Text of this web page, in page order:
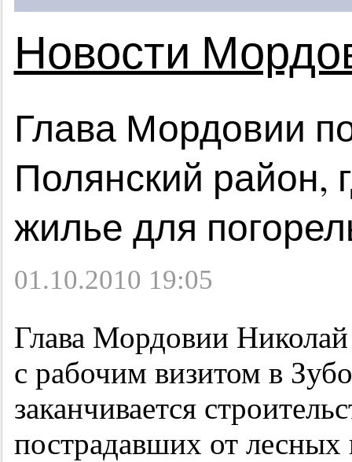
Новости
Глава Мордовии
Полянский район,
жилье для
01.10.2010 19:05
Глава Мордовии
с рабочим визитом в
заканчивается
пострадавших от лесных